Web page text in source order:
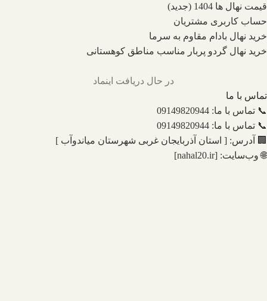
قیمت نهال ها 1404 (جدید)
حساب کاربری مشتریان
خرید نهال بادام مقاوم به سرما
خرید نهال گردو پربار مناسب مناطق کوهستانی
در حال دریافت اینماد
تماس با ما
📞 تماس با ما: 09149820944
📞 تماس با ما: 09149820944
🏢 آدرس: [ استان آذربایجان غربی شهرستان میاندوآب ]
🌐 وب‌سایت: [nahal20.ir]